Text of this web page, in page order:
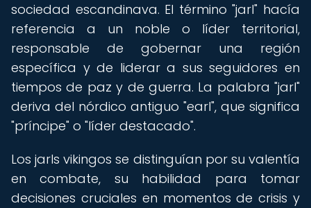
sociedad escandinava. El término "jarl" hacía
referencia a un noble o líder territorial,
responsable de gobernar una región
específica y de liderar a sus seguidores en
tiempos de paz y de guerra. La palabra "jarl"
deriva del nórdico antiguo "earl", que significa
"príncipe" o "líder destacado".
Los jarls vikingos se distinguían por su valentía
en combate, su habilidad para tomar
decisiones cruciales en momentos de crisis y